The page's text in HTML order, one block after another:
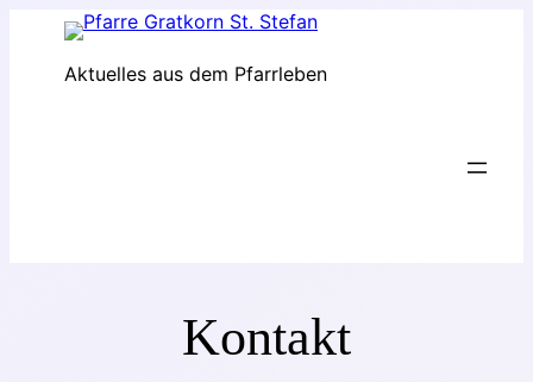
Aktuelles aus dem Pfarrleben
Kontakt